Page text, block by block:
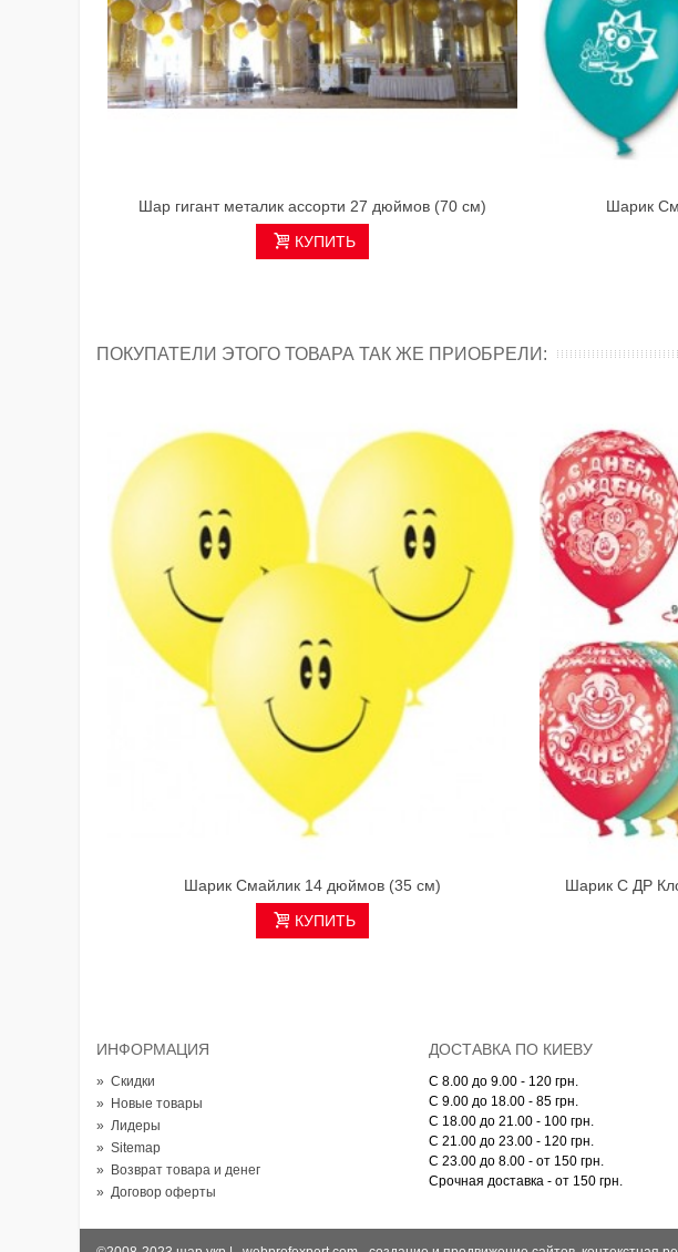
Шар гигант металик ассорти 27 дюймов (70 см)
КУПИТЬ
Шарик
ПОКУПАТЕЛИ ЭТОГО ТОВАРА ТАК ЖЕ ПРИОБРЕЛИ:
Шарик Смайлик 14 дюймов (35 см)
КУПИТЬ
Шарик С ДР
ИНФОРМАЦИЯ
» Скидки
» Новые товары
» Лидеры
» Sitemap
» Возврат товара и денег
» Договор оферты
ДОСТАВКА ПО КИЕВУ
С 8.00 до 9.00 - 120 грн.
С 9.00 до 18.00 - 85 грн.
С 18.00 до 21.00 - 100 грн.
С 21.00 до 23.00 - 120 грн.
С 23.00 до 8.00 - от 150 грн.
Срочная доставка - от 150 грн.